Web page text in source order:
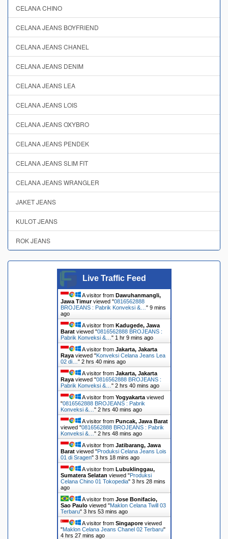
CELANA CHINO
CELANA JEANS BOYFRIEND
CELANA JEANS CHANEL
CELANA JEANS DENIM
CELANA JEANS LEA
CELANA JEANS LOIS
CELANA JEANS OXYBRO
CELANA JEANS PENDEK
CELANA JEANS SLIM FIT
CELANA JEANS WRANGLER
JAKET JEANS
KULOT JEANS
ROK JEANS
Live Traffic Feed
A visitor from Dawuhanmangli,
Jawa Timurviewed "0816562888
BROJEANS : Pabrik Konveksi &… " 9 mins
ago
A visitor from Kadugede, Jawa
Baratviewed "0816562888 BROJEANS :
Pabrik Konveksi &… " 1 hr 9 mins ago
A visitor from Jakarta, Jakarta
Rayaviewed "Konveksi Celana Jeans Lea
02 di… " 2 hrs 40 mins ago
A visitor from Jakarta, Jakarta
Rayaviewed "0816562888 BROJEANS :
Pabrik Konveksi &… " 2 hrs 40 mins ago
A visitor from Yogyakartaviewed
"0816562888 BROJEANS : Pabrik
Konveksi &… " 2 hrs 40 mins ago
A visitor from Puncak, Jawa Barat
viewed "0816562888 BROJEANS : Pabrik
Konveksi &… " 2 hrs 48 mins ago
A visitor from Jatibarang, Jawa
Baratviewed "Produksi Celana Jeans Lois
01 di Sragen" 3 hrs 18 mins ago
A visitor from Lubuklinggau,
Sumatera Selatan viewed "Produksi
Celana Chino 01 Tokopedia" 3 hrs 28 mins
ago
A visitor from Jose Bonifacio,
Sao Pauloviewed "Maklon Celana Twill 03
Terbaru" 3 hrs 53 mins ago
A visitor from Singaporeviewed
"Maklon Celana Jeans Chanel 02 Terbaru"
4 hrs 27 mins ago